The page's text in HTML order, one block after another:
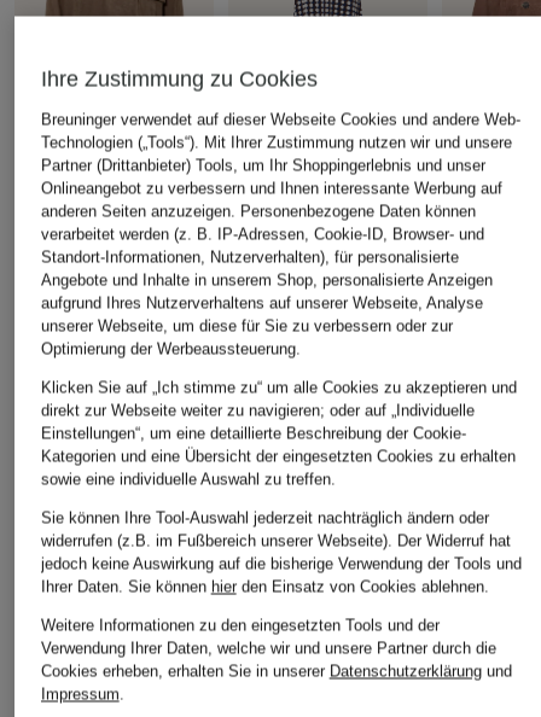
windsor.
Lederjacke
CHF 980
Ursprünglich:CHF 1'299
Joseph Ribkoff
Jerseykleid in
Wickeloptik mit 3/4-Arm
CHF 389
WEEKEND
Lederjacke
CHF 499
Ursprünglich:
ÄHNLICHE ARTIKEL ENTDECKEN
Ihre Zustimmung zu Cookies
Breuninger verwendet auf dieser Webseite Cookies und andere Web-
Technologien („Tools“). Mit Ihrer Zustimmung nutzen wir und unsere
Partner (Drittanbieter) Tools, um Ihr Shoppingerlebnis und unser
Onlineangebot zu verbessern und Ihnen interessante Werbung auf
anderen Seiten anzuzeigen. Personenbezogene Daten können
verarbeitet werden (z. B. IP-Adressen, Cookie-ID, Browser- und
Standort-Informationen, Nutzerverhalten), für personalisierte
Angebote und Inhalte in unserem Shop, personalisierte Anzeigen
aufgrund Ihres Nutzerverhaltens auf unserer Webseite, Analyse
unserer Webseite, um diese für Sie zu verbessern oder zur
Optimierung der Werbeaussteuerung.
Klicken Sie auf „Ich stimme zu“ um alle Cookies zu akzeptieren und
direkt zur Webseite weiter zu navigieren; oder auf „Individuelle
Einstellungen“, um eine detaillierte Beschreibung der Cookie-
Kategorien und eine Übersicht der eingesetzten Cookies zu erhalten
sowie eine individuelle Auswahl zu treffen.
Sie können Ihre Tool-Auswahl jederzeit nachträglich ändern oder
widerrufen (z.B. im Fußbereich unserer Webseite). Der Widerruf hat
jedoch keine Auswirkung auf die bisherige Verwendung der Tools und
Ihrer Daten. Sie können hierden Einsatz von Cookies ablehnen.
Weitere Informationen zu den eingesetzten Tools und der
Verwendung Ihrer Daten, welche wir und unsere Partner durch die
Cookies erheben, erhalten Sie in unserer Datenschutzerklärungund
Impressum.